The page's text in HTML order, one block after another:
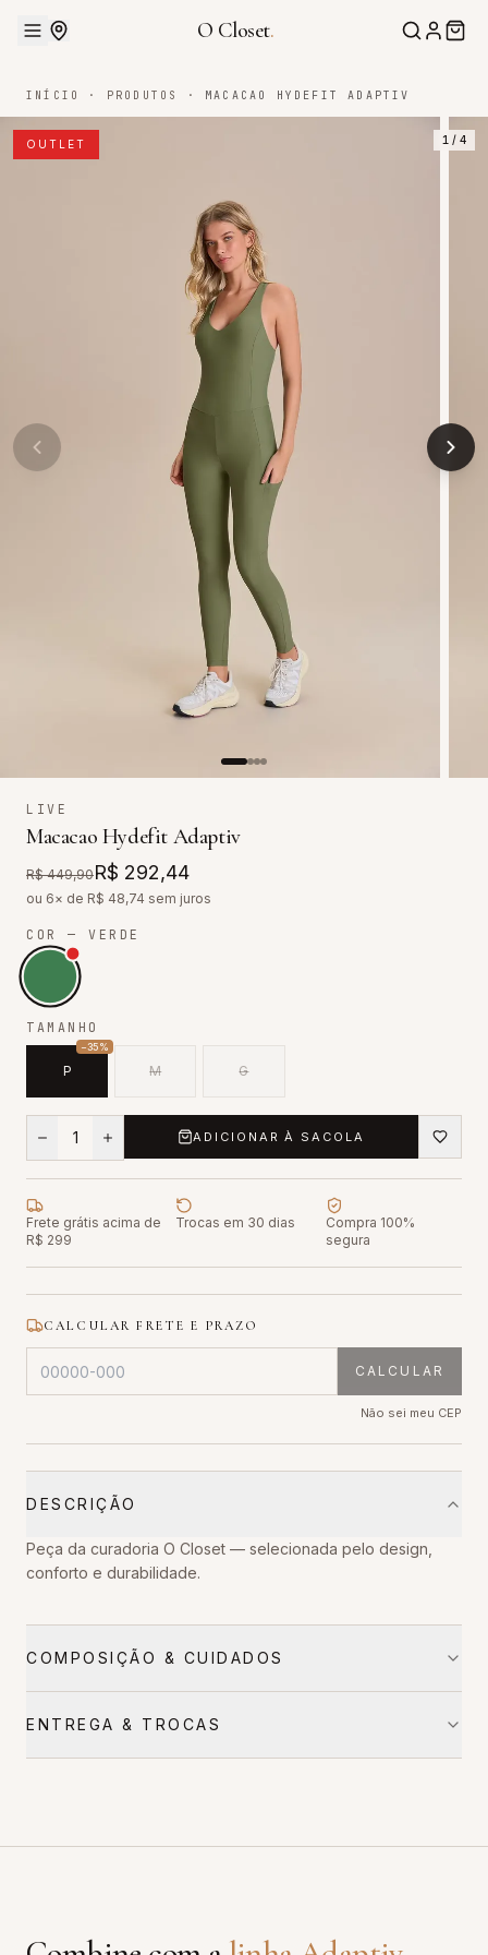
O Closet.
INÍCIO · PRODUTOS · MACACAO HYDEFIT ADAPTIV
OUTLET 1 / 4
LIVE
Macacao Hydefit Adaptiv
R$ 449,90R$ 292,44
ou 6× de R$ 48,74 sem juros
COR — VERDE
TAMANHO
P
−35%
M G
1 ADICIONAR À SACOLA
Frete grátis acima de
R$ 299
Trocas em 30 dias
Compra 100%
segura
CALCULAR FRETE E PRAZO
CALCULAR
Não sei meu CEP
DESCRIÇÃO
Peça da curadoria O Closet — selecionada pelo design,
conforto e durabilidade.
COMPOSIÇÃO & CUIDADOS
ENTREGA & TROCAS